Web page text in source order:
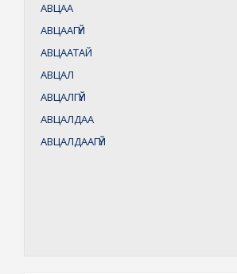
АВЦАА
АВЦААГҮЙ
АВЦААТАЙ
АВЦАЛ
АВЦАЛГҮЙ
АВЦАЛДАА
АВЦАЛДААГҮЙ